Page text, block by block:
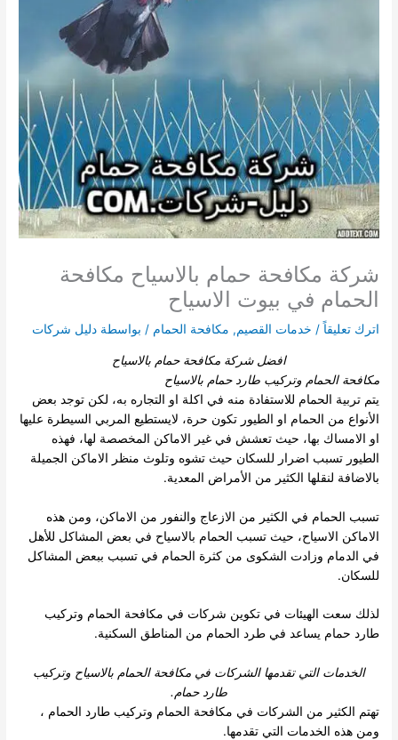
شركة مكافحة حمام بالاسياح مكافحة
الحمام في بيوت الاسياح
اترك تعليقاً / خدمات القصيم, مكافحة الحمام / بواسطة دليل شركات
افضل شركة مكافحة حمام بالاسياح
مكافحة الحمام وتركيب طارد حمام بالاسياح
يتم تربية الحمام للاستفادة منه في اكلة او التجاره به، لكن توجد بعض
الأنواع من الحمام او الطيور تكون حرة، لايستطيع المربي السيطرة عليها
او الامساك بها، حيث تعشش في غير الاماكن المخصصة لها، فهذه
الطيور تسبب اضرار للسكان حيث تشوه وتلوث منظر الاماكن الجميلة
بالاضافة لنقلها الكثير من الأمراض المعدية.
تسبب الحمام في الكثير من الازعاج والنفور من الاماكن، ومن هذه
الاماكن الاسياح، حيث تسبب الحمام بالاسياح في بعض المشاكل للأهل
في الدمام وزادت الشكوى من كثرة الحمام في تسبب ببعض المشاكل
للسكان.
لذلك سعت الهيئات في تكوين شركات في مكافحة الحمام وتركيب
طارد حمام يساعد في طرد الحمام من المناطق السكنية.
الخدمات التي تقدمها الشركات في مكافحة الحمام بالاسياح وتركيب
طارد حمام.
تهتم الكثير من الشركات في مكافحة الحمام وتركيب طارد الحمام ،
ومن هذه الخدمات التي تقدمها.